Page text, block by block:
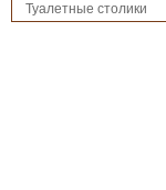
Туалетные столики